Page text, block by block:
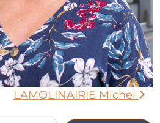
LAMOLINAIRIE Michel